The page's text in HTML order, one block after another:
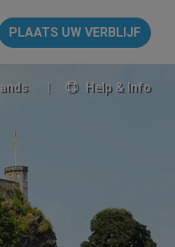
PLAATS UW VERBLIJF
Help & Info